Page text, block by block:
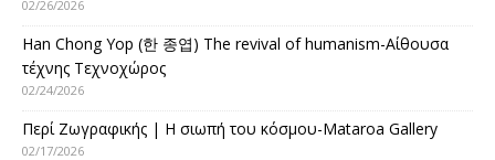
02/26/2026
Han Chong Yop (한 종엽) The revival of humanism-Αίθουσα
τέχνης Τεχνοχώρος
02/24/2026
Περί Ζωγραφικής | Η σιωπή του κόσμου-Mataroa Gallery
02/17/2026